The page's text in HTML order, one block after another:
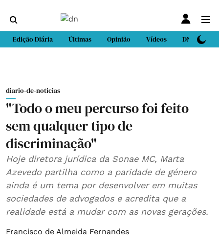
Edição Diária Últimas Opinião Vídeos DN Sport
diario-de-noticias
"Todo o meu percurso foi feito
sem qualquer tipo de
discriminação"
Hoje diretora jurídica da Sonae MC, Marta
Azevedo partilha como a paridade de género
ainda é um tema por desenvolver em muitas
sociedades de advogados e acredita que a
realidade está a mudar com as novas gerações.
Francisco de Almeida Fernandes